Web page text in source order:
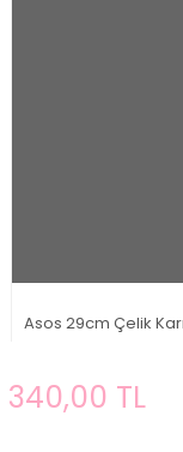
Asos 29cm Çelik
340,00 TL